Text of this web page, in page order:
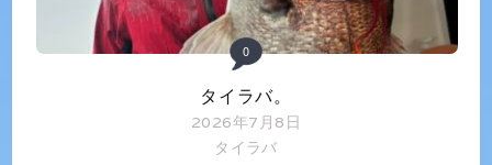
0
タイラバ。
2026年7月8日
タイラバ